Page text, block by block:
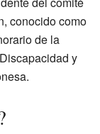
conocido como
de la
y